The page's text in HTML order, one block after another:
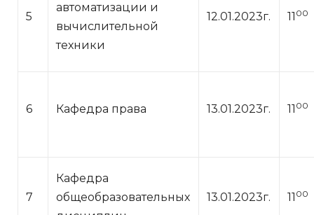
5
автоматизации и
вычислительной
техники
12.01.2023г. 11 00
6 Кафедра права 13.01.2023г. 11 00
7
Кафедра
общеобразовательных
13.01.2023г. 11 00